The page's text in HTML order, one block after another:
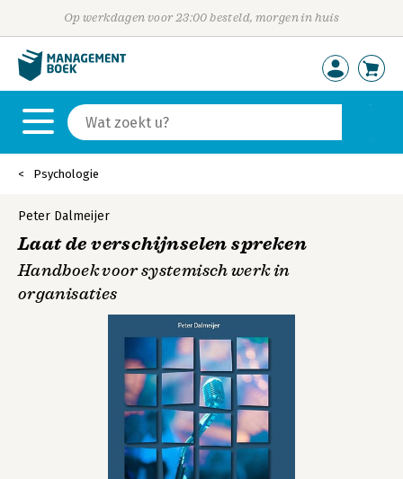
Op werkdagen voor 23:00 besteld, morgen in huis
Psychologie
Peter Dalmeijer
Laat de verschijnselen spreken
Handboek voor systemisch werk in
organisaties